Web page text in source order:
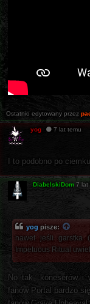
Ostatnio edytowany przez
yog 7 lat temu
I to podobno po
DiabelskiDom 7 lat
yog pisze:
nawet jeśli garstka
Impetuous Ritual
No tak, koneserów i
fanów Portal bardzo